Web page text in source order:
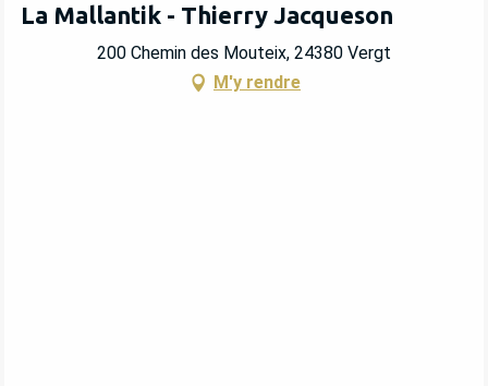
La Mallantik - Thierry Jacqueson
200 Chemin des Mouteix, 24380 Vergt
M'y rendre